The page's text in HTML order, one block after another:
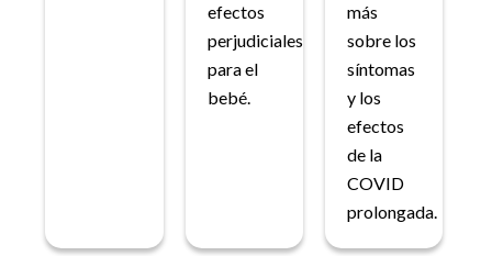
efectos
perjudiciales
para el
bebé.
más
sobre los
síntomas
y los
efectos
de la
COVID
prolongada.